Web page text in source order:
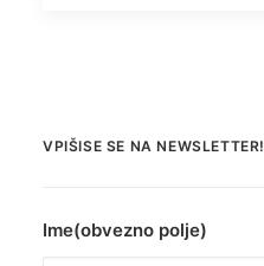
VPIŠISE SE NA NEWSLETTER!
Ime(obvezno polje)